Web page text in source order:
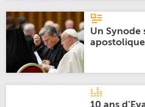
Un Synode